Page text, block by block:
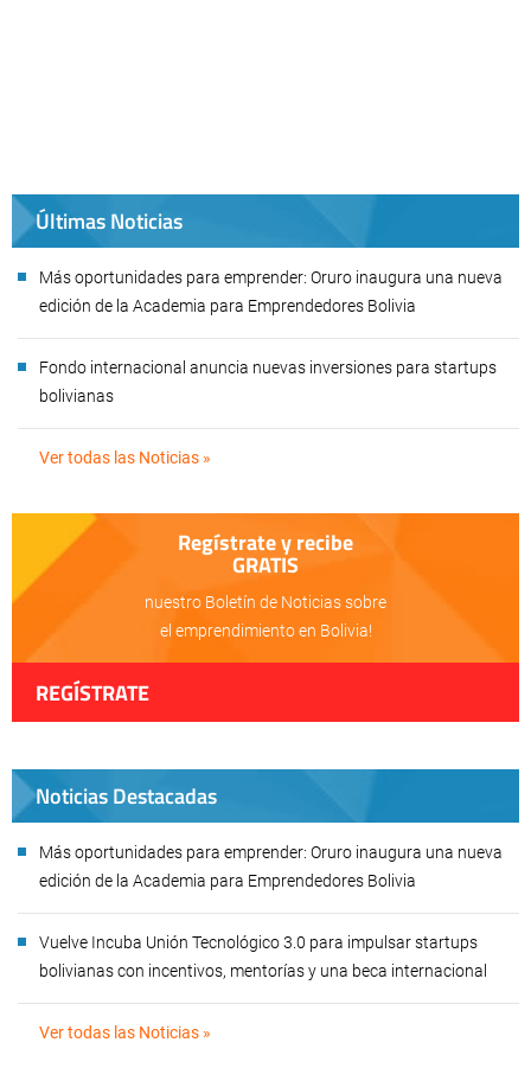
Últimas Noticias
Más oportunidades para emprender: Oruro inaugura una nueva
edición de la Academia para Emprendedores Bolivia
Fondo internacional anuncia nuevas inversiones para startups
bolivianas
Ver todas las Noticias »
Regístrate y recibe
GRATIS
nuestro Boletín de Noticias sobre
el emprendimiento en Bolivia!
REGÍSTRATE
Noticias Destacadas
Más oportunidades para emprender: Oruro inaugura una nueva
edición de la Academia para Emprendedores Bolivia
Vuelve Incuba Unión Tecnológico 3.0 para impulsar startups
bolivianas con incentivos, mentorías y una beca internacional
Ver todas las Noticias »